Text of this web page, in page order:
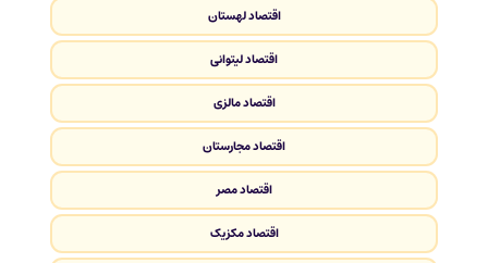
اقتصاد لهستان
اقتصاد لیتوانی
اقتصاد مالزی
اقتصاد مجارستان
اقتصاد مصر
اقتصاد مکزیک